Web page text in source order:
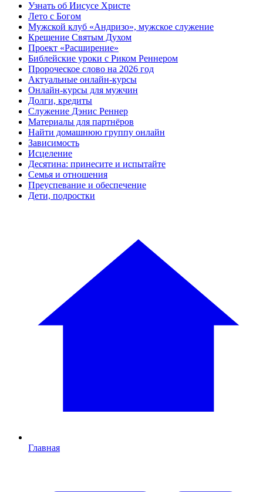
Узнать об Иисусе Христе
Лето с Богом
Мужской клуб «Андризо», мужское служение
Крещение Святым Духом
Проект «Расширение»
Библейские уроки с Риком Реннером
Пророческое слово на 2026 год
Актуальные онлайн-курсы
Онлайн-курсы для мужчин
Долги, кредиты
Служение Дэнис Реннер
Материалы для партнёров
Найти домашнюю группу онлайн
Зависимость
Исцеление
Десятина: принесите и испытайте
Семья и отношения
Преуспевание и обеспечение
Дети, подростки
Главная